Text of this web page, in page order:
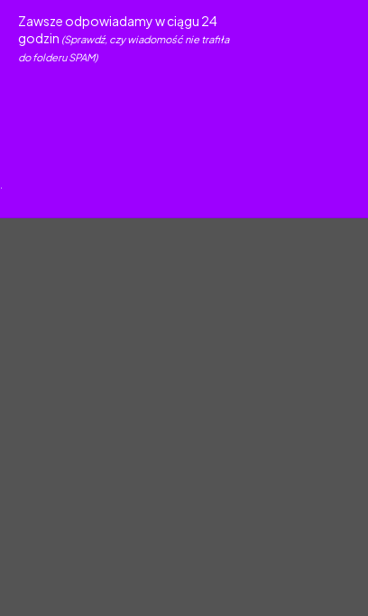
Zawsze odpowiadamy w ciągu 24
godzin (Sprawdź, czy wiadomość nie trafiła
do folderu SPAM)